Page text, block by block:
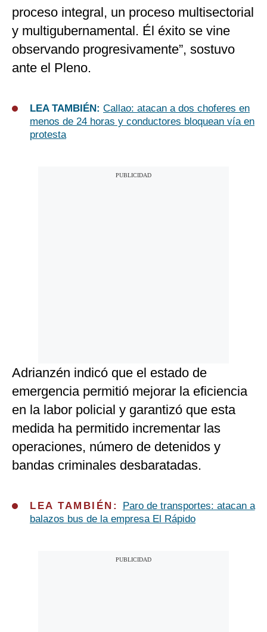
proceso integral, un proceso multisectorial
y multigubernamental. Él éxito se vine
observando progresivamente”, sostuvo
ante el Pleno.
LEA TAMBIÉN: Callao: atacan a dos choferes en
menos de 24 horas y conductores bloquean vía en
protesta
Adrianzén indicó que el estado de
emergencia permitió mejorar la eficiencia
en la labor policial y garantizó que esta
medida ha permitido incrementar las
operaciones, número de detenidos y
bandas criminales desbaratadas.
LEA TAMBIÉN:
Paro de transportes: atacan a
balazos bus de la empresa El Rápido